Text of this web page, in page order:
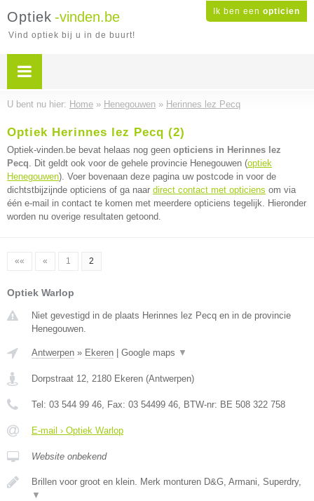
Ik ben een opticien
Optiek -vinden.be
Vind optiek bij u in de buurt!
U bent nu hier: Home » Henegouwen » Herinnes lez Pecq
Optiek Herinnes lez Pecq (2)
Optiek-vinden.be bevat helaas nog geen opticiens in Herinnes lez
Pecq. Dit geldt ook voor de gehele provincie Henegouwen (optiek
Henegouwen). Voer bovenaan deze pagina uw postcode in voor de
dichtstbijzijnde opticiens of ga naar direct contact met opticiens om via
één e-mail in contact te komen met meerdere opticiens tegelijk. Hieronder
worden nu overige resultaten getoond.
«« « 1 2
Optiek Warlop
Niet gevestigd in de plaats Herinnes lez Pecq en in de provincie
Henegouwen.
Antwerpen » Ekeren Google maps ▼
Dorpstraat 12, 2180 Ekeren (Antwerpen)
Tel: 03 544 99 46, Fax: 03 54499 46, BTW-nr: BE 508 322 758
E-mail › Optiek Warlop
Website onbekend
Brillen voor groot en klein. Merk monturen D&G, Armani, Superdry,
▼